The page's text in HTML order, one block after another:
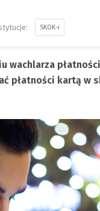
SKOK-i
wachlarza
płatności kartą